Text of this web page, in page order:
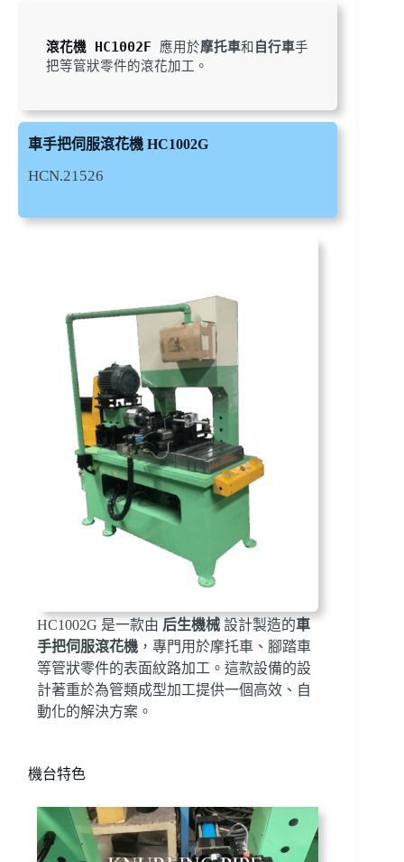
滾花機 HC1002F 應用於摩托車和 自行車手
把等管狀零件的滾花加工。
車手把伺服滾花機 HC1002G
HCN.21526
HC1002G 是一款由 后生機械 設計製造的車
手把伺服滾花機 ，專門用於摩托車、腳踏車
等管狀零件的表面紋路加工。這款設備的設
計著重於為管類成型加工提供一個高效、自
動化的解決方案。
機台特色